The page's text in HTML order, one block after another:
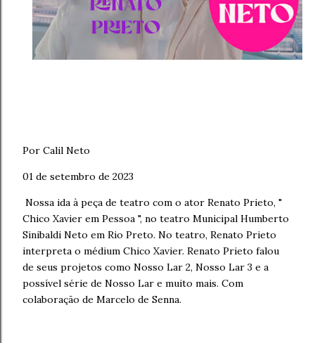
Por Calil Neto
01 de setembro de 2023
Nossa ida à peça de teatro com o ator Renato Prieto, "
Chico Xavier em Pessoa ", no teatro Municipal Humberto
Sinibaldi Neto em Rio Preto. No teatro, Renato Prieto
interpreta o médium Chico Xavier. Renato Prieto falou
de seus projetos como Nosso Lar 2, Nosso Lar 3 e a
possível série de Nosso Lar e muito mais. Com
colaboração de Marcelo de Senna.